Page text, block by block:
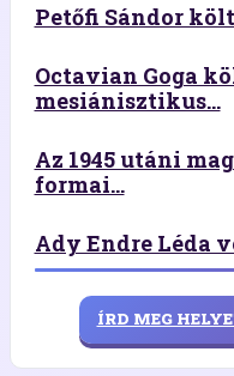
Petőfi Sándor
Octavian Goga
mesiánisztikus...
Az 1945 utáni
formai...
Ady Endre Léda
ÍRD MEG